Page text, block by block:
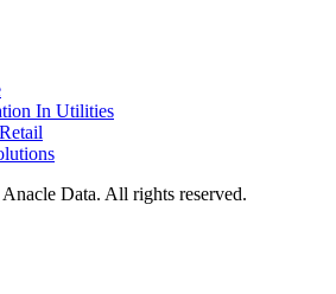
In Utilities
Data. All rights reserved.